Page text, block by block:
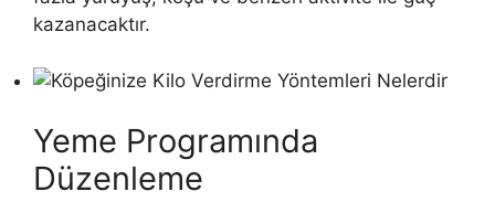
kazanacaktır.
Yeme Programında
Düzenleme